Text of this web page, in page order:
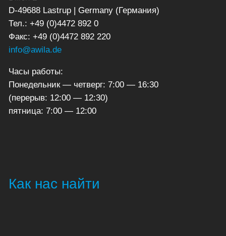
D-49688 Lastrup | Germany (Германия)
Тел.: +49 (0)4472 892 0
Факс: +49 (0)4472 892 220
info@awila.de
Часы работы:
Понедельник — четверг: 7:00 — 16:30
(перерыв: 12:00 — 12:30)
пятница: 7:00 — 12:00
Как нас найти